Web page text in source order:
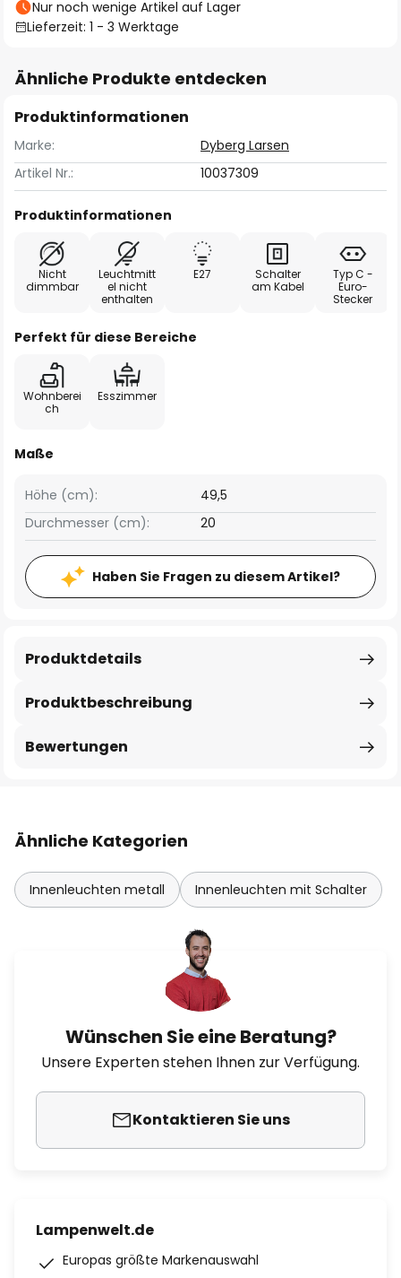
Nur noch wenige Artikel auf Lager
Lieferzeit: 1 - 3 Werktage
Ähnliche Produkte entdecken
Produktinformationen
Marke:
Dyberg Larsen
Artikel Nr.:
10037309
Produktinformationen
Nicht
dimmbar
Leuchtmitt
el nicht
enthalten
E27
Schalter
am Kabel
Typ C -
Euro-
Stecker
Perfekt für diese Bereiche
Wohnberei
ch
Esszimmer
Maße
Höhe (cm):
49,5
Durchmesser (cm):
20
Haben Sie Fragen zu diesem Artikel?
Produktbeschreibung
Produktdetails
Bewertungen
Ähnliche Kategorien
Innenleuchten metall Innenleuchten mit Schalter
Wünschen Sie eine Beratung?
Unsere Experten stehen Ihnen zur Verfügung.
Kontaktieren Sie uns
Lampenwelt.de
Europas größte Markenauswahl